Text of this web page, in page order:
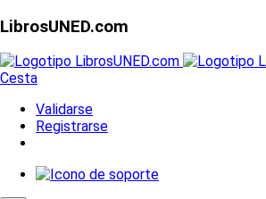
LibrosUNED.com
Cesta
Validarse
Registrarse